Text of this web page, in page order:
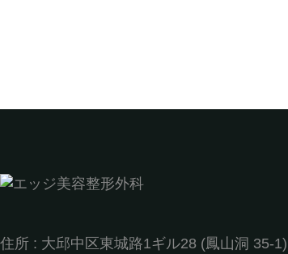
住所 : 大邱中区東城路1ギル28 (鳳山洞